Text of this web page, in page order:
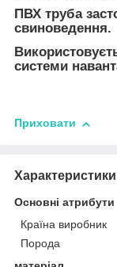
ПВХ труба
свиноведення.
системи
Приховати
Характеристики
Основні атрибути
Країна виробник
Порода